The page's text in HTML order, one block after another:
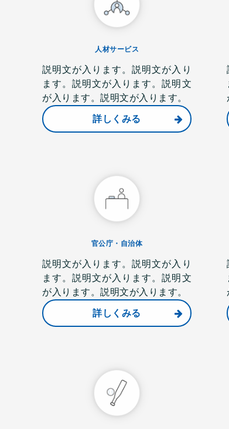
人材サービス
説明文が入ります。説明文が入り
ます。説明文が入ります。説明文
が入ります。説明文が入ります。
詳しくみる
官公庁・自治体
説明文が入ります。説明文が入り
ます。説明文が入ります。説明文
が入ります。説明文が入ります。
詳しくみる